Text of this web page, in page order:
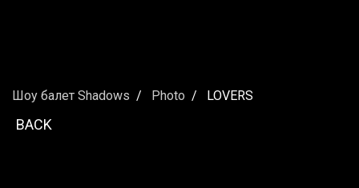
Шоу балет Shadows Photo LOVERS
BACK